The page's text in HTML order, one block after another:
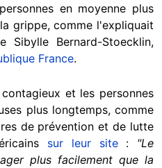
en moyenne plus
grippe, comme l'expliquait
Sibylle Bernard-Stoecklin,
France.
et les personnes
plus longtemps, comme
de prévention et de lutte
sur leur site: "Le
plus facilement que la